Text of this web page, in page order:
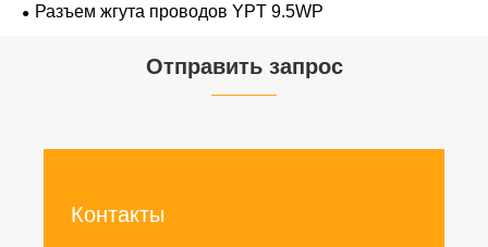
Разъем жгута проводов YPT 9.5WP
Отправить запрос
Контакты